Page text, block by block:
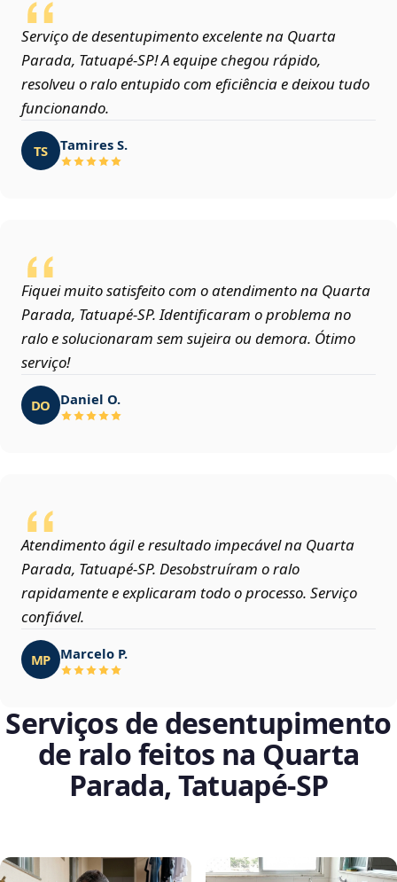
Serviço de desentupimento excelente na Quarta
Parada, Tatuapé‑SP! A equipe chegou rápido,
resolveu o ralo entupido com eficiência e deixou tudo
funcionando.
TS Tamires S.
Fiquei muito satisfeito com o atendimento na Quarta
Parada, Tatuapé‑SP. Identificaram o problema no
ralo e solucionaram sem sujeira ou demora. Ótimo
serviço!
DO Daniel O.
Atendimento ágil e resultado impecável na Quarta
Parada, Tatuapé‑SP. Desobstruíram o ralo
rapidamente e explicaram todo o processo. Serviço
confiável.
MP Marcelo P.
Serviços de desentupimento
de ralo feitos na Quarta
Parada, Tatuapé‑SP